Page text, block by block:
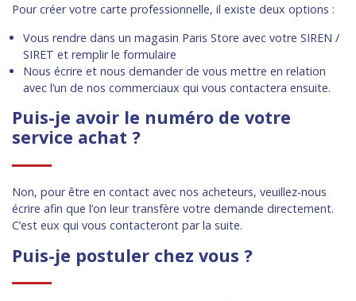
Pour créer votre carte professionnelle, il existe deux options :
Vous rendre dans un magasin Paris Store avec votre SIREN /
SIRET et remplir le formulaire
Nous écrire et nous demander de vous mettre en relation
avec l’un de nos commerciaux qui vous contactera ensuite.
Puis-je avoir le numéro de votre
service achat ?
Non, pour être en contact avec nos acheteurs, veuillez-nous
écrire afin que l’on leur transfère votre demande directement.
C’est eux qui vous contacteront par la suite.
Puis-je postuler chez vous ?